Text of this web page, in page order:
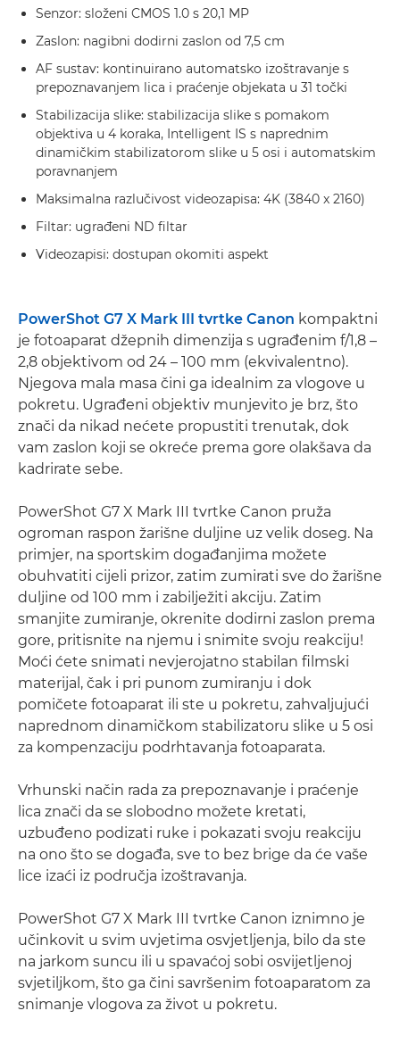
Senzor: složeni CMOS 1.0 s 20,1 MP
Zaslon: nagibni dodirni zaslon od 7,5 cm
AF sustav: kontinuirano automatsko izoštravanje s
prepoznavanjem lica i praćenje objekata u 31 točki
Stabilizacija slike: stabilizacija slike s pomakom
objektiva u 4 koraka, Intelligent IS s naprednim
dinamičkim stabilizatorom slike u 5 osi i automatskim
poravnanjem
Maksimalna razlučivost videozapisa: 4K (3840 x 2160)
Filtar: ugrađeni ND filtar
Videozapisi: dostupan okomiti aspekt
PowerShot G7 X Mark III tvrtke Canon kompaktni
je fotoaparat džepnih dimenzija s ugrađenim f/1,8 –
2,8 objektivom od 24 – 100 mm (ekvivalentno).
Njegova mala masa čini ga idealnim za vlogove u
pokretu. Ugrađeni objektiv munjevito je brz, što
znači da nikad nećete propustiti trenutak, dok
vam zaslon koji se okreće prema gore olakšava da
kadrirate sebe.
PowerShot G7 X Mark III tvrtke Canon pruža
ogroman raspon žarišne duljine uz velik doseg. Na
primjer, na sportskim događanjima možete
obuhvatiti cijeli prizor, zatim zumirati sve do žarišne
duljine od 100 mm i zabilježiti akciju. Zatim
smanjite zumiranje, okrenite dodirni zaslon prema
gore, pritisnite na njemu i snimite svoju reakciju!
Moći ćete snimati nevjerojatno stabilan filmski
materijal, čak i pri punom zumiranju i dok
pomičete fotoaparat ili ste u pokretu, zahvaljujući
naprednom dinamičkom stabilizatoru slike u 5 osi
za kompenzaciju podrhtavanja fotoaparata.
Vrhunski način rada za prepoznavanje i praćenje
lica znači da se slobodno možete kretati,
uzbuđeno podizati ruke i pokazati svoju reakciju
na ono što se događa, sve to bez brige da će vaše
lice izaći iz područja izoštravanja.
PowerShot G7 X Mark III tvrtke Canon iznimno je
učinkovit u svim uvjetima osvjetljenja, bilo da ste
na jarkom suncu ili u spavaćoj sobi osvijetljenoj
svjetiljkom, što ga čini savršenim fotoaparatom za
snimanje vlogova za život u pokretu.